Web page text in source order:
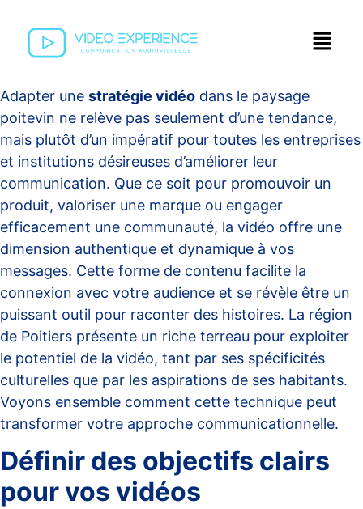
Adapter une stratégie vidéo dans le paysage
poitevin ne relève pas seulement d’une tendance,
mais plutôt d’un impératif pour toutes les entreprises
et institutions désireuses d’améliorer leur
communication. Que ce soit pour promouvoir un
produit, valoriser une marque ou engager
efficacement une communauté, la vidéo offre une
dimension authentique et dynamique à vos
messages. Cette forme de contenu facilite la
connexion avec votre audience et se révèle être un
puissant outil pour raconter des histoires. La région
de Poitiers présente un riche terreau pour exploiter
le potentiel de la vidéo, tant par ses spécificités
culturelles que par les aspirations de ses habitants.
Voyons ensemble comment cette technique peut
transformer votre approche communicationnelle.
Définir des objectifs clairs
pour vos vidéos